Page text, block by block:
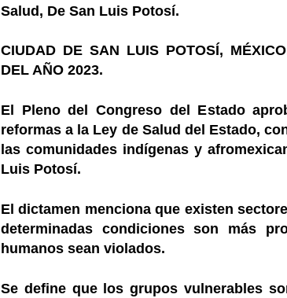
Salud, De San Luis Potosí.
CIUDAD DE SAN LUIS POTOSÍ,
DEL AÑO 2023.
El Pleno del Congreso del Estado
reformas a la Ley de Salud del Estado,
las comunidades indígenas y
Luis Potosí.
El dictamen menciona que existen
determinadas condiciones son más
humanos sean violados.
Se define que los grupos vulnerables